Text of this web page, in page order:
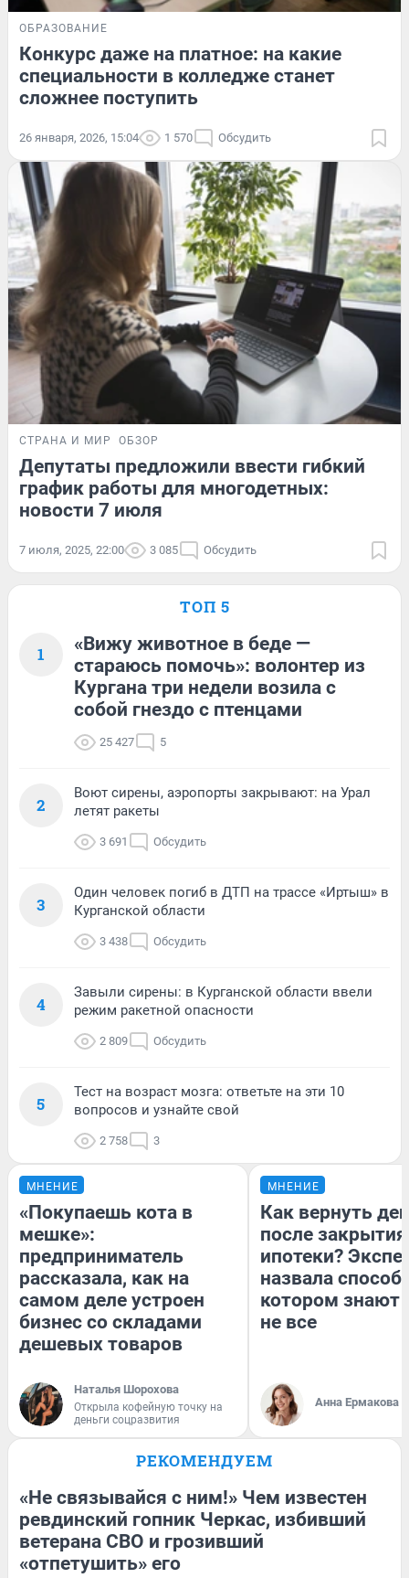
ОБРАЗОВАНИЕ
Конкурс даже на платное: на какие
специальности в колледже станет
сложнее поступить
26 января, 2026, 15:04 1 570 Обсудить
СТРАНА И МИР ОБЗОР
Депутаты предложили ввести гибкий
график работы для многодетных:
новости 7 июля
7 июля, 2025, 22:00 3 085 Обсудить
ТОП 5
1
«Вижу животное в беде —
стараюсь помочь»: волонтер из
Кургана три недели возила с
собой гнездо с птенцами
25 427 5
2
Воют сирены, аэропорты закрывают: на Урал
летят ракеты
3 691 Обсудить
3
Один человек погиб в ДТП на трассе «Иртыш» в
Курганской области
3 438 Обсудить
4
Завыли сирены: в Курганской области ввели
режим ракетной опасности
2 809 Обсудить
5
Тест на возраст мозга: ответьте на эти 10
вопросов и узнайте свой
2 758 3
МНЕНИЕ
«Покупаешь кота в
мешке»:
предприниматель
рассказала, как на
самом деле устроен
бизнес со складами
дешевых товаров
Наталья Шорохова
Открыла кофейную точку на
деньги соцразвития
МНЕНИЕ
Как вернуть
после закрытия
ипотеки?
назвала
котором знают
не все
Анна Ермакова
РЕКОМЕНДУЕМ
«Не связывайся с ним!» Чем известен
ревдинский гопник Черкас, избивший
ветерана СВО и грозивший
«отпетушить» его